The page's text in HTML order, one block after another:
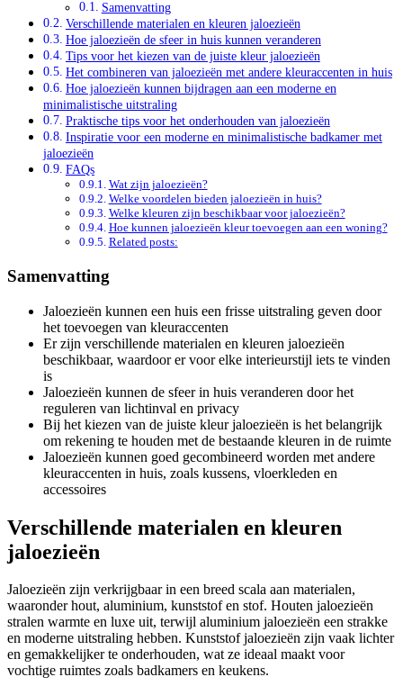
Samenvatting
Verschillende materialen en kleuren jaloezieën
Hoe jaloezieën de sfeer in huis kunnen veranderen
Tips voor het kiezen van de juiste kleur jaloezieën
Het combineren van jaloezieën met andere kleuraccenten in huis
Hoe jaloezieën kunnen bijdragen aan een moderne en
minimalistische uitstraling
Praktische tips voor het onderhouden van jaloezieën
Inspiratie voor een moderne en minimalistische badkamer met
jaloezieën
FAQs
Wat zijn jaloezieën?
Welke voordelen bieden jaloezieën in huis?
Welke kleuren zijn beschikbaar voor jaloezieën?
Hoe kunnen jaloezieën kleur toevoegen aan een woning?
Related posts:
Samenvatting
Jaloezieën kunnen een huis een frisse uitstraling geven door
het toevoegen van kleuraccenten
Er zijn verschillende materialen en kleuren jaloezieën
beschikbaar, waardoor er voor elke interieurstijl iets te vinden
is
Jaloezieën kunnen de sfeer in huis veranderen door het
reguleren van lichtinval en privacy
Bij het kiezen van de juiste kleur jaloezieën is het belangrijk
om rekening te houden met de bestaande kleuren in de ruimte
Jaloezieën kunnen goed gecombineerd worden met andere
kleuraccenten in huis, zoals kussens, vloerkleden en
accessoires
Verschillende materialen en kleuren
jaloezieën
Jaloezieën zijn verkrijgbaar in een breed scala aan materialen,
waaronder hout, aluminium, kunststof en stof. Houten jaloezieën
stralen warmte en luxe uit, terwijl aluminium jaloezieën een strakke
en moderne uitstraling hebben. Kunststof jaloezieën zijn vaak lichter
en gemakkelijker te onderhouden, wat ze ideaal maakt voor
vochtige ruimtes zoals badkamers en keukens.